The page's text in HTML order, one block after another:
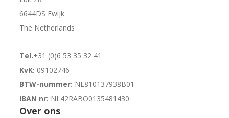
6644DS Ewijk
The Netherlands
Tel.+31 (0)6 53 35 32 41
KvK: 09102746
BTW-nummer: NL810137938B01
IBAN nr: NL42RABO0135481430
Over ons